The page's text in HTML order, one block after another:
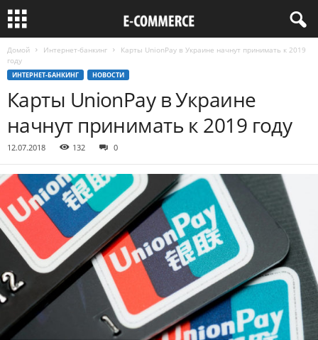
Домой Интернет-банкинг
Карты UnionPay в Украине начнут принимать к 2019
году
ИНТЕРНЕТ-БАНКИНГ НОВОСТИ
Карты UnionPay в Украине
начнут принимать к 2019 году
12.07.2018 132 0